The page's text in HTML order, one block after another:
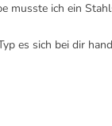
musste ich ein
es sich bei dir